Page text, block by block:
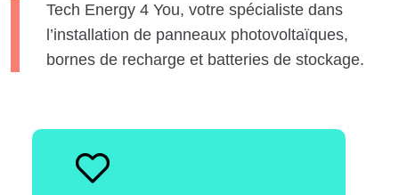
Tech Energy 4 You, votre spécialiste dans
l’installation de panneaux photovoltaïques,
bornes de recharge et batteries de stockage.